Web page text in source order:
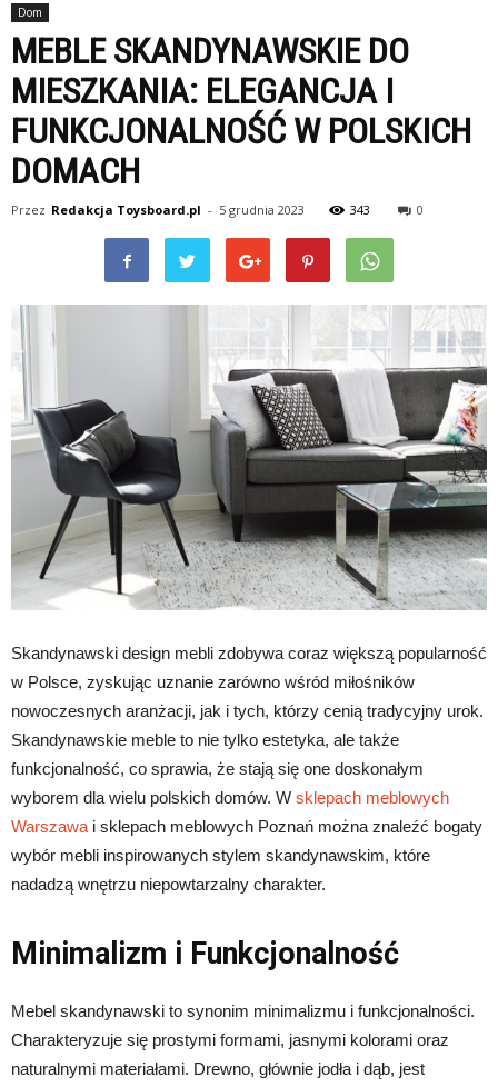
Dom
MEBLE SKANDYNAWSKIE DO
MIESZKANIA: ELEGANCJA I
FUNKCJONALNOŚĆ W POLSKICH
DOMACH
Przez Redakcja Toysboard.pl - 5 grudnia 2023 343 0
Skandynawski design mebli zdobywa coraz większą popularność
w Polsce, zyskując uznanie zarówno wśród miłośników
nowoczesnych aranżacji, jak i tych, którzy cenią tradycyjny urok.
Skandynawskie meble to nie tylko estetyka, ale także
funkcjonalność, co sprawia, że stają się one doskonałym
wyborem dla wielu polskich domów. W sklepach meblowych
Warszawa i sklepach meblowych Poznań można znaleźć bogaty
wybór mebli inspirowanych stylem skandynawskim, które
nadadzą wnętrzu niepowtarzalny charakter.
Minimalizm i Funkcjonalność
Mebel skandynawski to synonim minimalizmu i funkcjonalności.
Charakteryzuje się prostymi formami, jasnymi kolorami oraz
naturalnymi materiałami. Drewno, głównie jodła i dąb, jest